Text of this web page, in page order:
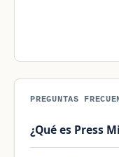
PREGUNTAS
¿Qué es Press